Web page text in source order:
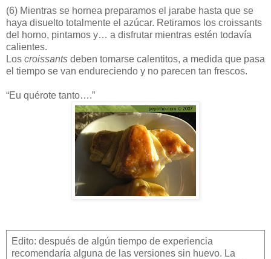
(6) Mientras se hornea preparamos el jarabe hasta que se
haya disuelto totalmente el azúcar. Retiramos los croissants
del horno, pintamos y… a disfrutar mientras estén todavía
calientes.
Los croissants deben tomarse calentitos, a medida que pasa
el tiempo se van endureciendo y no parecen tan frescos.
“Eu quérote tanto….”
Edito: después de algún tiempo de experiencia
recomendaría alguna de las versiones sin huevo. La